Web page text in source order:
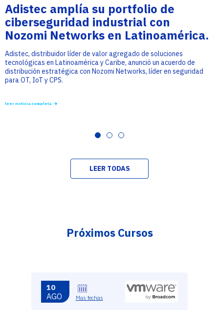
Adistec amplía su portfolio de
ciberseguridad industrial con
Nozomi Networks en Latinoamérica.
Adistec, distribuidor líder de valor agregado de soluciones
tecnológicas en Latinoamérica y Caribe, anunció un acuerdo de
distribución estratégica con Nozomi Networks, líder en seguridad
para OT, IoT y CPS.
leer noticia completa
LEER TODAS
Próximos Cursos
AGO
10
Mas fechas